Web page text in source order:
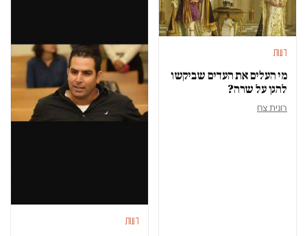
דעות
מי העלים את העדים שביקשו
להגן על שרה?
רונית צח
דעות